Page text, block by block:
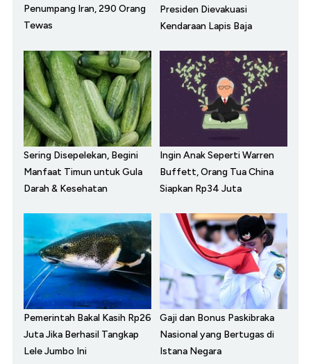
Penumpang Iran, 290 Orang
Tewas
Presiden Dievakuasi
Kendaraan Lapis Baja
Sering Disepelekan, Begini
Manfaat Timun untuk Gula
Darah & Kesehatan
Ingin Anak Seperti Warren
Buffett, Orang Tua China
Siapkan Rp34 Juta
Pemerintah Bakal Kasih Rp26
Juta Jika Berhasil Tangkap
Lele Jumbo Ini
Gaji dan Bonus Paskibraka
Nasional yang Bertugas di
Istana Negara